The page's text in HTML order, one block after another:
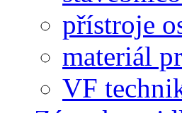
přístroje
materiál
VF